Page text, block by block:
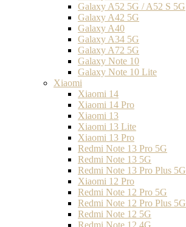
Galaxy A52 5G / A52 S 5G
Galaxy A42 5G
Galaxy A40
Galaxy A34 5G
Galaxy A72 5G
Galaxy Note 10
Galaxy Note 10 Lite
Xiaomi
Xiaomi 14
Xiaomi 14 Pro
Xiaomi 13
Xiaomi 13 Lite
Xiaomi 13 Pro
Redmi Note 13 Pro 5G
Redmi Note 13 5G
Redmi Note 13 Pro Plus 5G
Xiaomi 12 Pro
Redmi Note 12 Pro 5G
Redmi Note 12 Pro Plus 5G
Redmi Note 12 5G
Redmi Note 12 4G